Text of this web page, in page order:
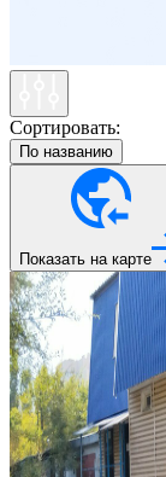
Сортировать:
По названию
Показать на карте